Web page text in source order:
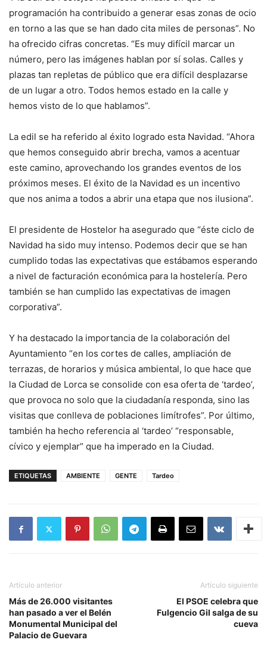
programación ha contribuido a generar esas zonas de ocio
en torno a las que se han dado cita miles de personas”. No
ha ofrecido cifras concretas. “Es muy difícil marcar un
número, pero las imágenes hablan por sí solas. Calles y
plazas tan repletas de público que era difícil desplazarse
de un lugar a otro. Todos hemos estado en la calle y
hemos visto de lo que hablamos”.
La edil se ha referido al éxito logrado esta Navidad. “Ahora
que hemos conseguido abrir brecha, vamos a acentuar
este camino, aprovechando los grandes eventos de los
próximos meses. El éxito de la Navidad es un incentivo
que nos anima a todos a abrir una etapa que nos ilusiona”.
El presidente de Hostelor ha asegurado que “éste ciclo de
Navidad ha sido muy intenso. Podemos decir que se han
cumplido todas las expectativas que estábamos esperando
a nivel de facturación económica para la hostelería. Pero
también se han cumplido las expectativas de imagen
corporativa”.
Y ha destacado la importancia de la colaboración del
Ayuntamiento “en los cortes de calles, ampliación de
terrazas, de horarios y música ambiental, lo que hace que
la Ciudad de Lorca se consolide con esa oferta de ‘tardeo’,
que provoca no solo que la ciudadanía responda, sino las
visitas que conlleva de poblaciones limítrofes”. Por último,
también ha hecho referencia al ‘tardeo’ “responsable,
cívico y ejemplar” que ha imperado en la Ciudad.
ETIQUETAS AMBIENTE GENTE Tardeo
Artículo anterior
Más de 26.000 visitantes
han pasado a ver el Belén
Monumental Municipal del
Palacio de Guevara
Artículo siguiente
El PSOE celebra que
Fulgencio Gil salga de su
cueva